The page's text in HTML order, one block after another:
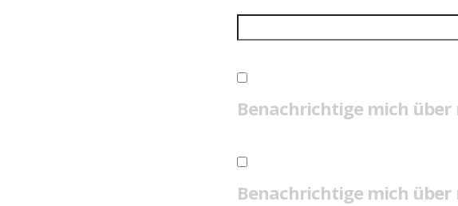
Benachrichtige mich über
Benachrichtige mich über